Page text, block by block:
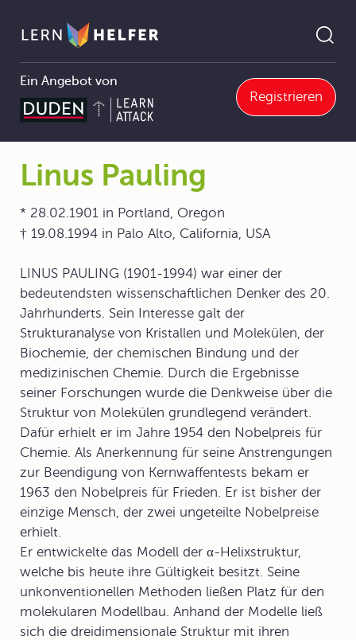
Ein Angebot von
Registrieren
Pfadnavigation
Biologie Abitur 2 Grundbausteine des Lebens 2.3 Makromoleküle der Anfang der Vielfalt Linus Pauling
Linus Pauling
* 28.02.1901 in Portland, Oregon
† 19.08.1994 in Palo Alto, California, USA
LINUS PAULING (1901-1994) war einer der
bedeutendsten wissenschaftlichen Denker des 20.
Jahrhunderts. Sein Interesse galt der
Strukturanalyse von Kristallen und Molekülen, der
Biochemie, der chemischen Bindung und der
medizinischen Chemie. Durch die Ergebnisse
seiner Forschungen wurde die Denkweise über die
Struktur von Molekülen grundlegend verändert.
Dafür erhielt er im Jahre 1954 den Nobelpreis für
Chemie. Als Anerkennung für seine Anstrengungen
zur Beendigung von Kernwaffentests bekam er
1963 den Nobelpreis für Frieden. Er ist bisher der
einzige Mensch, der zwei ungeteilte Nobelpreise
erhielt.
Er entwickelte das Modell der α-Helixstruktur,
welche bis heute ihre Gültigkeit besitzt. Seine
unkonventionellen Methoden ließen Platz für den
molekularen Modellbau. Anhand der Modelle ließ
sich die dreidimensionale Struktur mit ihren